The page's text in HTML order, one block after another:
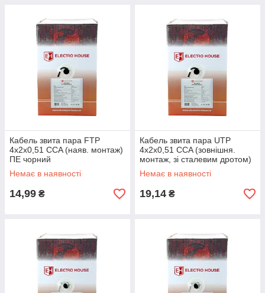
Кабель звита пара FTP
4х2х0,51 CCA (наяв. монтаж)
ПЕ чорний
Немає в наявності
14,99 ₴
Кабель звита пара UTP
4х2х0,51 CCA (зовнішня.
монтаж, зі сталевим дротом)
ПЕ чорний
Немає в наявності
19,14 ₴